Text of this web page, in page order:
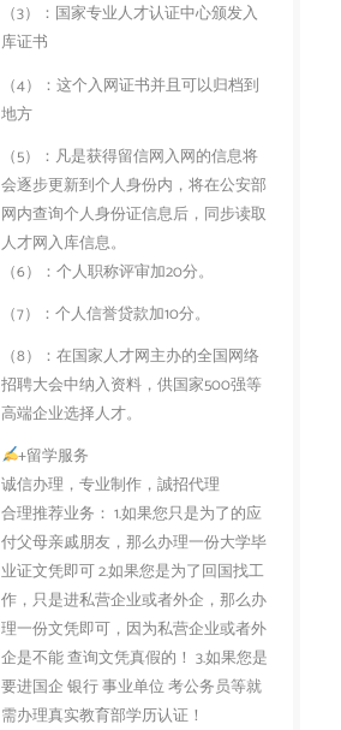
（3）：国家专业人才认证中心颁发入
库证书
（4）：这个入网证书并且可以归档到
地方
（5）：凡是获得留信网入网的信息将
会逐步更新到个人身份内，将在公安部
网内查询个人身份证信息后，同步读取
人才网入库信息。
（6）：个人职称评审加20分。
（7）：个人信誉贷款加10分。
（8）：在国家人才网主办的全国网络
招聘大会中纳入资料，供国家500强等
高端企业选择人才。
+留学服务
诚信办理，专业制作，誠招代理
合理推荐业务： 1.如果您只是为了的应
付父母亲戚朋友，那么办理一份大学毕
业证文凭即可 2.如果您是为了回国找工
作，只是进私营企业或者外企，那么办
理一份文凭即可，因为私营企业或者外
企是不能 查询文凭真假的！ 3.如果您是
要进国企 银行 事业单位 考公务员等就
需办理真实教育部学历认证！